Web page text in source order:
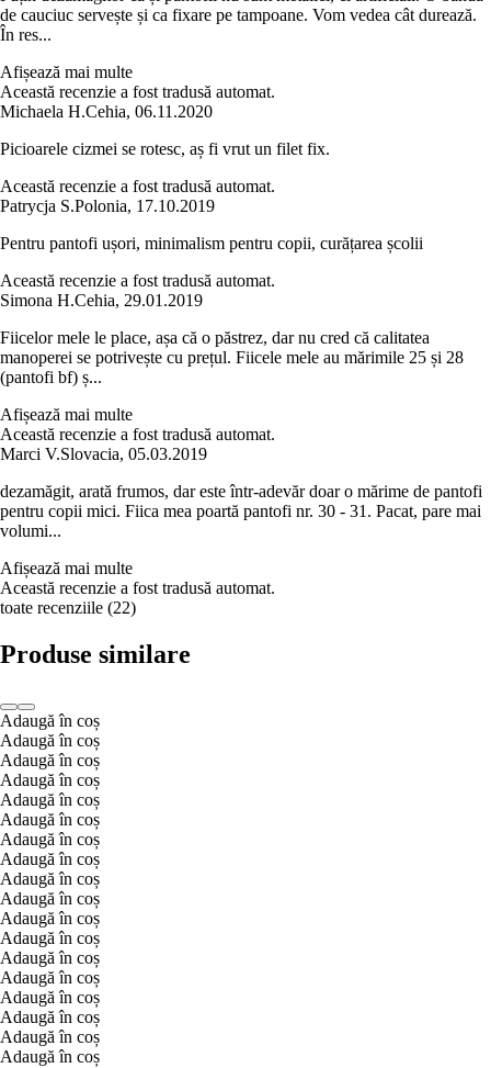
de cauciuc servește și ca fixare pe tampoane. Vom vedea cât durează.
În res...
Afișează mai multe
Această recenzie a fost tradusă automat.
Michaela H.Cehia, 06.11.2020
Picioarele cizmei se rotesc, aș fi vrut un filet fix.
Această recenzie a fost tradusă automat.
Patrycja S.Polonia, 17.10.2019
Pentru pantofi ușori, minimalism pentru copii, curățarea școlii
Această recenzie a fost tradusă automat.
Simona H.Cehia, 29.01.2019
Fiicelor mele le place, așa că o păstrez, dar nu cred că calitatea
manoperei se potrivește cu prețul. Fiicele mele au mărimile 25 și 28
(pantofi bf) ș...
Afișează mai multe
Această recenzie a fost tradusă automat.
Marci V.Slovacia, 05.03.2019
dezamăgit, arată frumos, dar este într-adevăr doar o mărime de pantofi
pentru copii mici. Fiica mea poartă pantofi nr. 30 - 31. Pacat, pare mai
volumi...
Afișează mai multe
Această recenzie a fost tradusă automat.
toate recenziile (22)
Produse similare
Adaugă în coș
Adaugă în coș
Adaugă în coș
Adaugă în coș
Adaugă în coș
Adaugă în coș
Adaugă în coș
Adaugă în coș
Adaugă în coș
Adaugă în coș
Adaugă în coș
Adaugă în coș
Adaugă în coș
Adaugă în coș
Adaugă în coș
Adaugă în coș
Adaugă în coș
Adaugă în coș